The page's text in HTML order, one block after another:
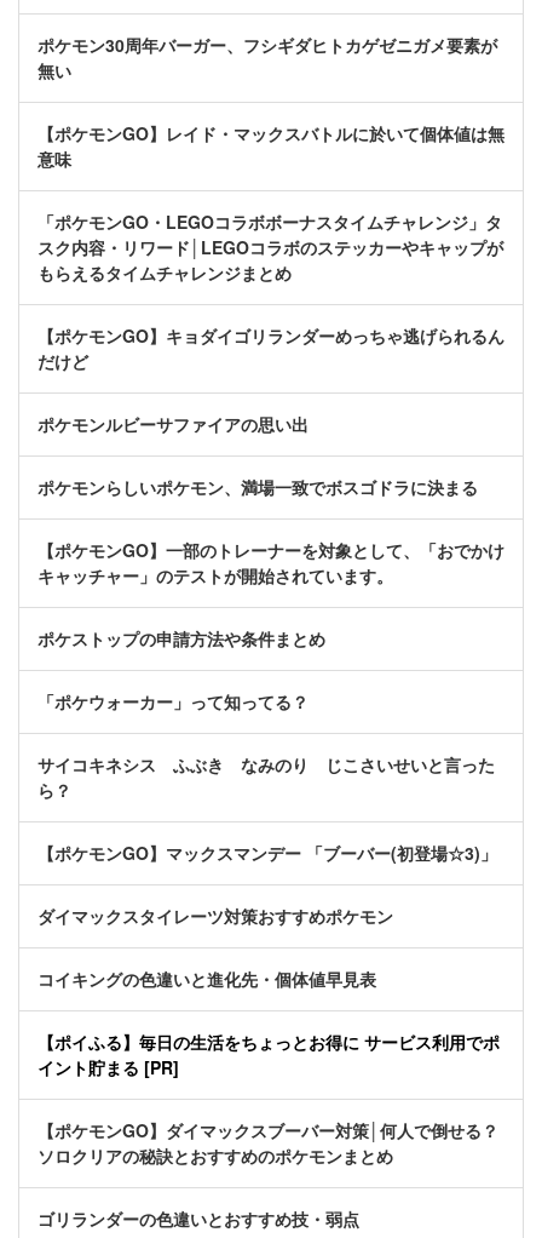
ポケモン30周年バーガー、フシギダヒトカゲゼニガメ要素が
無い
【ポケモンGO】レイド・マックスバトルに於いて個体値は無
意味
「ポケモンGO・LEGOコラボボーナスタイムチャレンジ」タ
スク内容・リワード│LEGOコラボのステッカーやキャップが
もらえるタイムチャレンジまとめ
【ポケモンGO】キョダイゴリランダーめっちゃ逃げられるん
だけど
ポケモンルビーサファイアの思い出
ポケモンらしいポケモン、満場一致でボスゴドラに決まる
【ポケモンGO】一部のトレーナーを対象として、「おでかけ
キャッチャー」のテストが開始されています。
ポケストップの申請方法や条件まとめ
「ポケウォーカー」って知ってる？
サイコキネシス ふぶき なみのり じこさいせいと言った
ら？
【ポケモンGO】マックスマンデー 「ブーバー(初登場☆3)」
ダイマックスタイレーツ対策おすすめポケモン
コイキングの色違いと進化先・個体値早見表
【ポイふる】毎日の生活をちょっとお得に サービス利用でポ
イント貯まる [PR]
【ポケモンGO】ダイマックスブーバー対策│何人で倒せる？
ソロクリアの秘訣とおすすめのポケモンまとめ
ゴリランダーの色違いとおすすめ技・弱点